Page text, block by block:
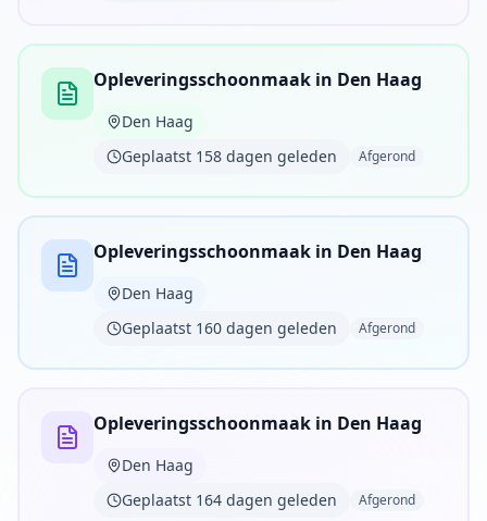
Opleveringsschoonmaak in Den Haag
Den Haag
Geplaatst 158 dagen geleden
Afgerond
Opleveringsschoonmaak in Den Haag
Den Haag
Geplaatst 160 dagen geleden
Afgerond
Opleveringsschoonmaak in Den Haag
Den Haag
Geplaatst 164 dagen geleden
Afgerond